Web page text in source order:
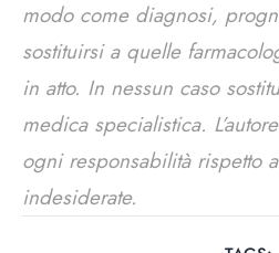
modo come diagnosi,
sostituirsi a quelle
in atto. In nessun caso
medica specialistica.
ogni responsabilità rispetto
indesiderate.